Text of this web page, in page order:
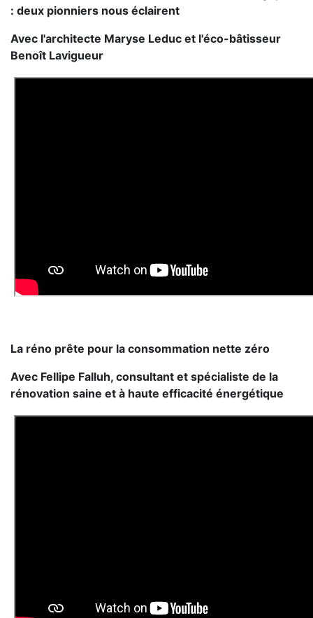
: deux pionniers nous éclairent
Avec l'architecte Maryse Leduc et l'éco-bâtisseur
Benoît Lavigueur
La réno prête pour la consommation nette zéro
Avec Fellipe Falluh, consultant et spécialiste de la
rénovation saine et à haute efficacité énergétique